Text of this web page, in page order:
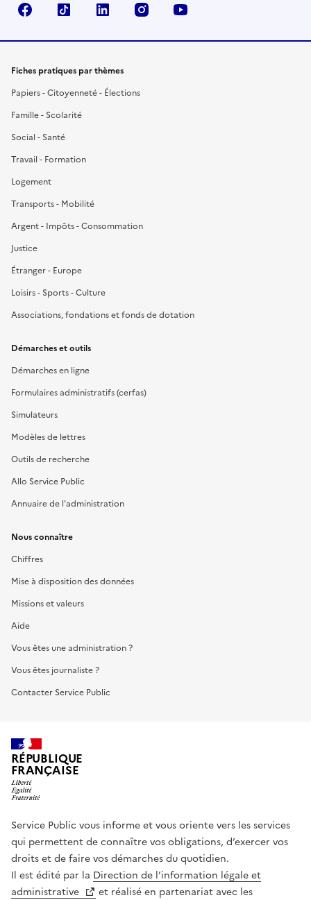
FacebookTikTok LinkedIn Instagram
Fiches pratiques par thèmes
Papiers - Citoyenneté - Élections
Famille - Scolarité
Social - Santé
Travail - Formation
Logement
Transports - Mobilité
Argent - Impôts - Consommation
Justice
Étranger - Europe
Loisirs - Sports - Culture
Associations, fondations et fonds de dotation
Démarches et outils
Démarches en ligne
Formulaires administratifs (cerfas)
Simulateurs
Modèles de lettres
Outils de recherche
Allo Service Public
Annuaire de l'administration
Nous connaître
Chiffres
Mise à disposition des données
Missions et valeurs
Aide
Vous êtes une administration ?
Vous êtes journaliste ?
Contacter Service Public
RÉPUBLIQUE
FRANÇAISE
Service Public vous informe et vous oriente vers les services
qui permettent de connaître vos obligations, d’exercer vos
droits et de faire vos démarches du quotidien.
Il est édité par la Direction de l’information légale et
administrative
et réalisé en partenariat avec les